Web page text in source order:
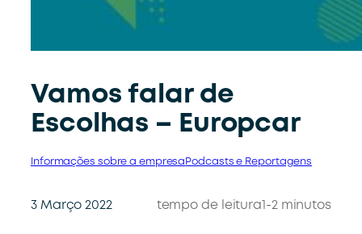
Vamos falar de
Escolhas – Europcar
Informações sobre a empresa Podcasts e Reportagens
3 Março 2022 tempo de leitura 1-2 minutos